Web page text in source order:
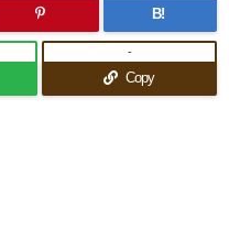
B!
Copy
-